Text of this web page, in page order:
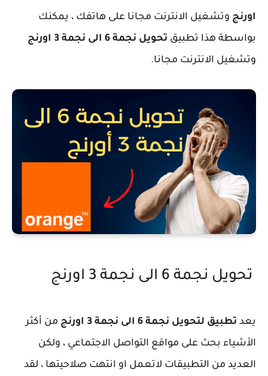
اورنج وتشغيل الانترنت مجانا على هاتفك ، يمكنك
بواسطة هذا تطبيق تحويل نجمة 6 الى نجمة 3 اورنج
وتشغيل الانترنت مجانا.
تحويل نجمة 6 الى نجمة 3 اورنج
يعد تطبيق لتحويل نجمة 6 الى نجمة 3 اورنج
من أكثر
الأشياء بحث على مواقع التواصل الاجتماعي ، ولكن
العديد من التطبيقات لاتعمل او انتهت صلاحيتها ، لقد